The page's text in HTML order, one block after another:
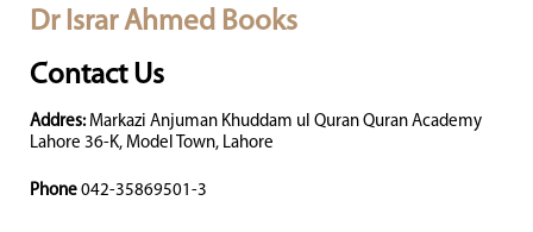
Dr Israr Ahmed Books
Contact Us
Addres: Markazi Anjuman Khuddam ul Quran Quran Academy
Lahore 36-K, Model Town, Lahore
Phone 042-35869501-3